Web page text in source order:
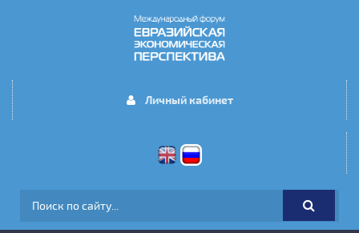
Личный кабинет
ФОРМА ПОИСКА